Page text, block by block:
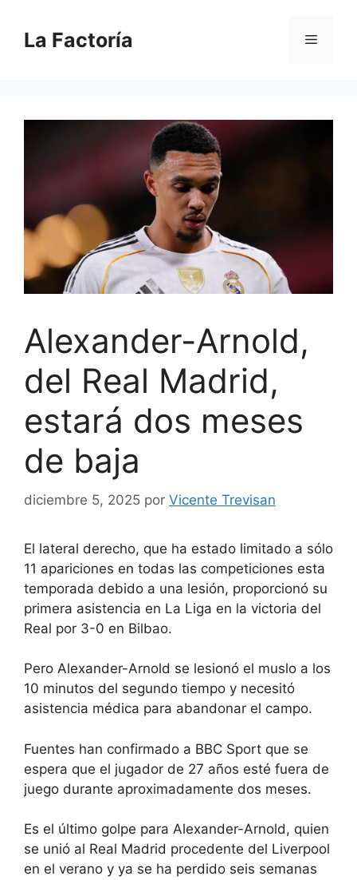
contenido
La Factoría Menú
Alexander-Arnold,
del Real Madrid,
estará dos meses
de baja
diciembre 5, 2025 por Vicente Trevisan
El lateral derecho, que ha estado limitado a sólo
11 apariciones en todas las competiciones esta
temporada debido a una lesión, proporcionó su
primera asistencia en La Liga en la victoria del
Real por 3-0 en Bilbao.
Pero Alexander-Arnold se lesionó el muslo a los
10 minutos del segundo tiempo y necesitó
asistencia médica para abandonar el campo.
Fuentes han confirmado a BBC Sport que se
espera que el jugador de 27 años esté fuera de
juego durante aproximadamente dos meses.
Es el último golpe para Alexander-Arnold, quien
se unió al Real Madrid procedente del Liverpool
en el verano y ya se ha perdido seis semanas